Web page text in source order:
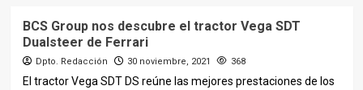
BCS Group nos descubre el tractor Vega SDT
Dualsteer de Ferrari
Dpto. Redacción 30 noviembre, 2021 368
El tractor Vega SDT DS reúne las mejores prestaciones de los